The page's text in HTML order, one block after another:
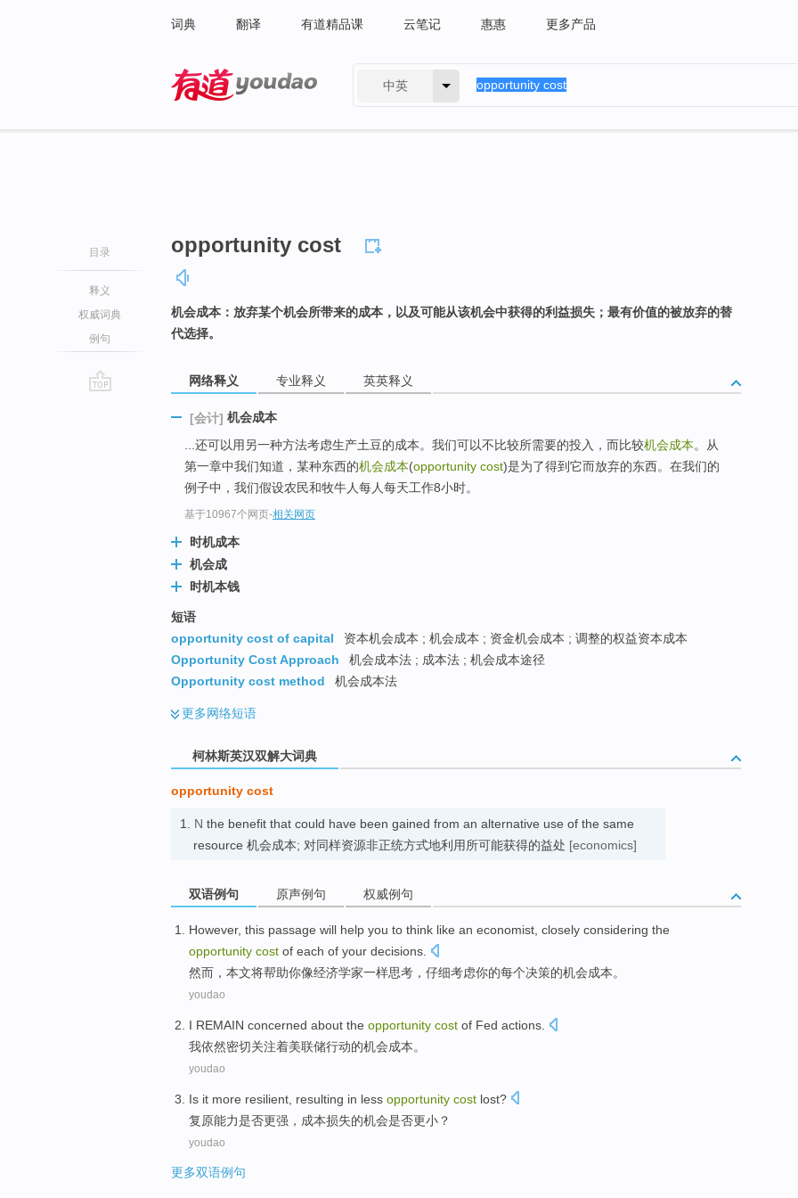
词典 翻译 有道精品课 云笔记 惠惠 更多产品
中英
目录
释义
权威词典
例句
opportunity cost
机会成本：放弃某个机会所带来的成本，以及可能从该机会中获得的利益损失；最有价值的被放弃的替
代选择。
网络释义 专业释义 英英释义
[会计] 机会成本
...还可以用另一种方法考虑生产土豆的成本。我们可以不比较所需要的投入，而比较机会成本。从
第一章中我们知道，某种东西的机会成本(opportunity cost)是为了得到它而放弃的东西。在我们的
例子中，我们假设农民和牧牛人每人每天工作8小时。
基于10967个网页-相关网页
时机成本
机会成
时机本钱
短语
opportunity cost of capital
资本机会成本 ; 机会成本 ; 资金机会成本 ; 调整的权益资本成本
Opportunity Cost Approach
机会成本法 ; 成本法 ; 机会成本途径
Opportunity cost method
机会成本法
更多网络短语
柯林斯英汉双解大词典
opportunity cost
1. N the benefit that could have been gained from an alternative use of the same
resource 机会成本; 对同样资源非正统方式地利用所可能获得的益处 [economics]
双语例句 原声例句 权威例句
However, this passage will help you to think like an economist closely considering the
opportunity cost of each of your decisions
然而 ， 本文将帮助你像经济学家一样思考 ， 仔细考虑你的每个决策的机会成本。
youdao
I REMAIN concerned about the opportunity cost of Fed actions
我依然密切关注着美联储行动的机会成本。
youdao
Is it more resilient , resulting in less opportunity cost lost?
复原能力是否更强 ， 成本损失的机会是否更小？
youdao
更多双语例句